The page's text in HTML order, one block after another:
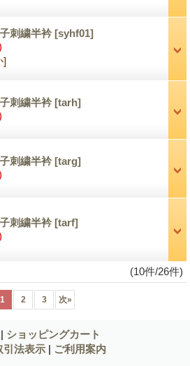
刺繍半衿[syhf01]
]
刺繍半衿[tarh]
刺繍半衿[targ]
刺繍半衿[tarf]
(10件/26件)
1 2 3 次»
| ショッピングカート
引法表示 | ご利用案内